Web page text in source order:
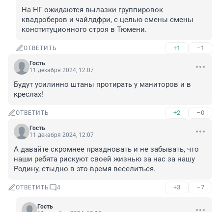
На НГ ожидаются вылазки группировок
квадроберов и чайлдфри, с целью смены смены
конституционного строя в Тюмени.
ОТВЕТИТЬ +1 –1
Гость
11 декабря 2024, 12:07
Будут усилинно штаны протирать у маниторов и в
креслах!
ОТВЕТИТЬ +2 –0
Гость
11 декабря 2024, 12:07
А давайте скромнее праздновать и не забывать, что
наши ребята рискуют своей жизнью за нас за нашу
Родину, стыдно в это время веселиться.
ОТВЕТИТЬ 4 +3 –7
Гость